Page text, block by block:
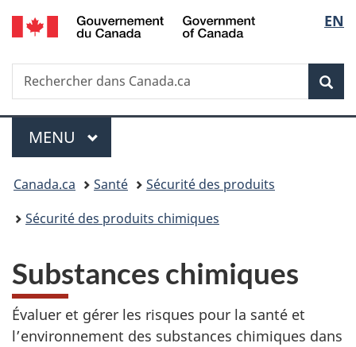
Passer
au
principal
Passer
à
Au
du
Passer
à
version
simplifiée
de
la
EN
Recherche
Rechercher
dans
Menu
MENU PRINCIPAL
Vous
êtes
Canada.ca Santé
Sécurité des produits
Sécurité des produits chimiques
Substances chimiques
Évaluer et gérer les risques pour la santé et
l’environnement des substances chimiques dans